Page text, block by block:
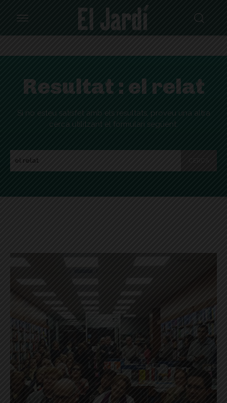
Resultat : el relat
Si no esteu satisfet amb els resultats, proveu una altra
cerca utilitzant el formulari següent: